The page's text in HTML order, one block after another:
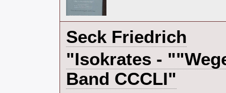
‎Seck Friedrich‎
‎"Isokrates -
Band CCCLI"‎